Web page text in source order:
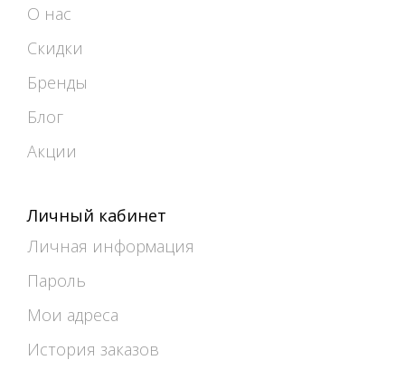
О нас
Скидки
Бренды
Блог
Акции
Личный кабинет
Личная информация
Пароль
Мои адреса
История заказов